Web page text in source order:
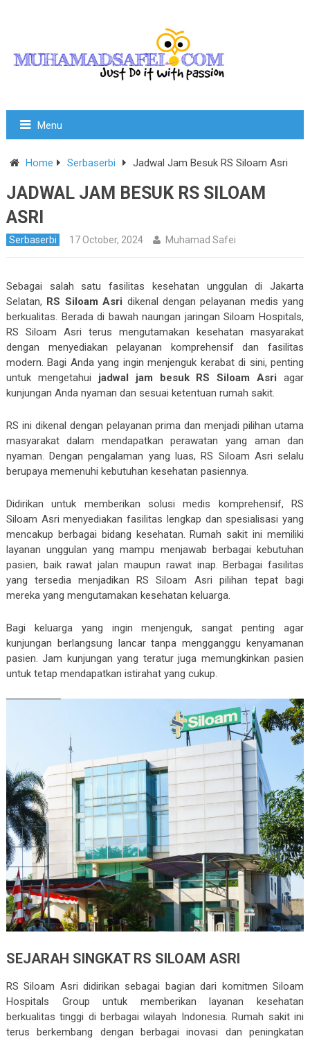
Menu
Home Serbaserbi Jadwal Jam Besuk RS Siloam Asri
JADWAL JAM BESUK RS SILOAM
ASRI
Serbaserbi 17 October, 2024 Muhamad Safei
Sebagai salah satu fasilitas kesehatan unggulan di Jakarta
Selatan, RS Siloam Asri dikenal dengan pelayanan medis yang
berkualitas. Berada di bawah naungan jaringan Siloam Hospitals,
RS Siloam Asri terus mengutamakan kesehatan masyarakat
dengan menyediakan pelayanan komprehensif dan fasilitas
modern. Bagi Anda yang ingin menjenguk kerabat di sini, penting
untuk mengetahui jadwal jam besuk RS Siloam Asri agar
kunjungan Anda nyaman dan sesuai ketentuan rumah sakit.
RS ini dikenal dengan pelayanan prima dan menjadi pilihan utama
masyarakat dalam mendapatkan perawatan yang aman dan
nyaman. Dengan pengalaman yang luas, RS Siloam Asri selalu
berupaya memenuhi kebutuhan kesehatan pasiennya.
Didirikan untuk memberikan solusi medis komprehensif, RS
Siloam Asri menyediakan fasilitas lengkap dan spesialisasi yang
mencakup berbagai bidang kesehatan. Rumah sakit ini memiliki
layanan unggulan yang mampu menjawab berbagai kebutuhan
pasien, baik rawat jalan maupun rawat inap. Berbagai fasilitas
yang tersedia menjadikan RS Siloam Asri pilihan tepat bagi
mereka yang mengutamakan kesehatan keluarga.
Bagi keluarga yang ingin menjenguk, sangat penting agar
kunjungan berlangsung lancar tanpa mengganggu kenyamanan
pasien. Jam kunjungan yang teratur juga memungkinkan pasien
untuk tetap mendapatkan istirahat yang cukup.
SEJARAH SINGKAT RS SILOAM ASRI
RS Siloam Asri didirikan sebagai bagian dari komitmen Siloam
Hospitals Group untuk memberikan layanan kesehatan
berkualitas tinggi di berbagai wilayah Indonesia. Rumah sakit ini
terus berkembang dengan berbagai inovasi dan peningkatan